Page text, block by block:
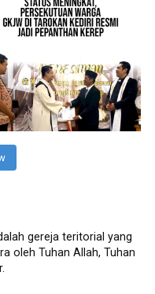
gereja teritorial yang
oleh Tuhan Allah, Tuhan